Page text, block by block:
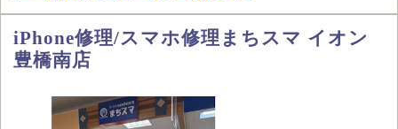
iPhone修理/スマホ修理まちスマ イオン
豊橋南店